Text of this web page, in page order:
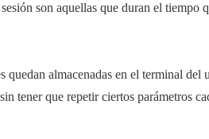
son aquellas que duran el tiempo
quedan almacenadas en el terminal
tener que repetir ciertos parámetros